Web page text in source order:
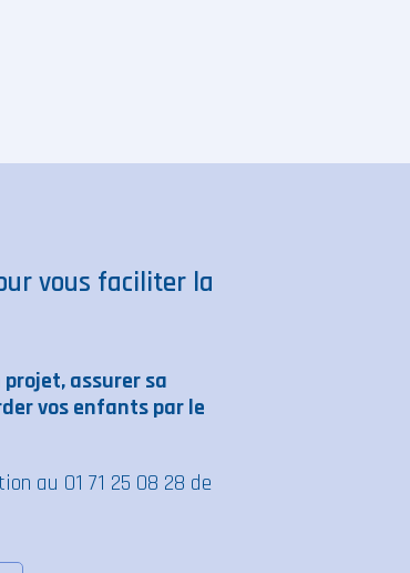
vous faciliter la
assurer sa
vos enfants par le
au 01 71 25 08 28 de